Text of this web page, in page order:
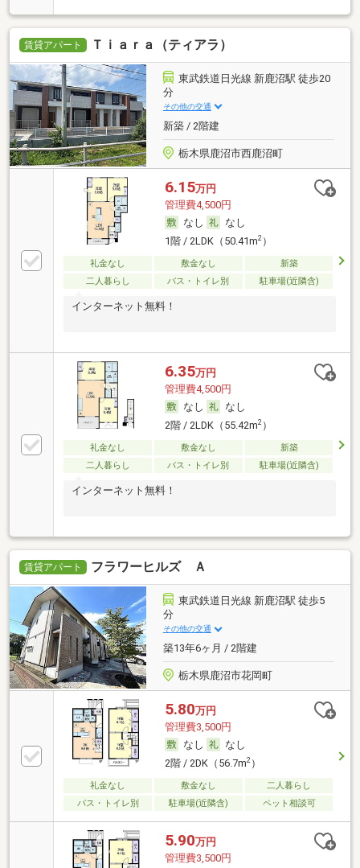
賃貸アパート Ｔｉａｒａ（ティアラ）
東武鉄道日光線 新鹿沼駅 徒歩20
分
その他の交通
新築 / 2階建
栃木県鹿沼市西鹿沼町
6.15万円
管理費4,500円
なし
なし
1階 / 2LDK（50.41m2）
礼金なし 敷金なし
新築
二人暮らし
バス・トイレ別 駐車場(近隣含)
インターネット無料！
6.35万円
管理費4,500円
なし
なし
2階 / 2LDK（55.42m2）
礼金なし 敷金なし
新築
二人暮らし
バス・トイレ別 駐車場(近隣含)
インターネット無料！
賃貸アパート フラワーヒルズ Ａ
東武鉄道日光線 新鹿沼駅 徒歩5
分
その他の交通
築13年6ヶ月 / 2階建
栃木県鹿沼市花岡町
5.80万円
管理費3,500円
なし
なし
2階 / 2DK（56.7m2）
礼金なし 敷金なし
二人暮らし
バス・トイレ別
駐車場(近隣含) ペット相談可
5.90万円
管理費3,500円